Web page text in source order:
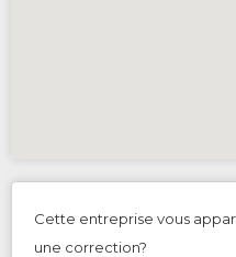
Cette entreprise vous
une correction?